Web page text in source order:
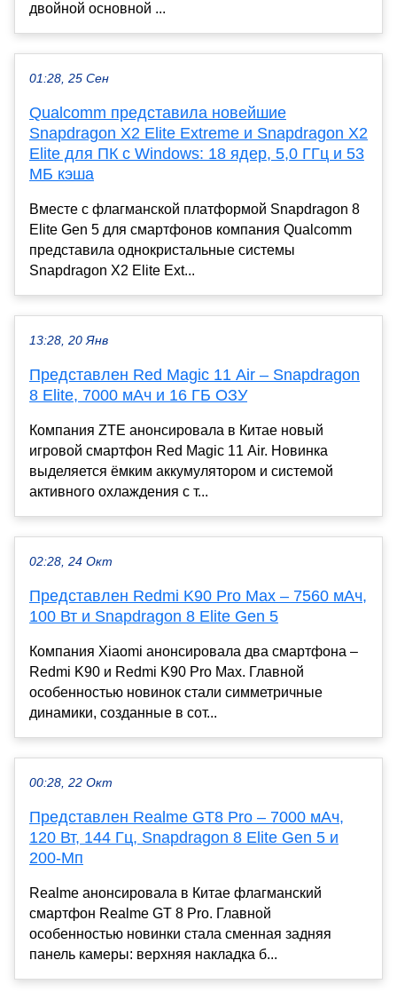
двойной основной ...
01:28, 25 Сен
Qualcomm представила новейшие
Snapdragon X2 Elite Extreme и Snapdragon X2
Elite для ПК с Windows: 18 ядер, 5,0 ГГц и 53
МБ кэша
Вместе с флагманской платформой Snapdragon 8
Elite Gen 5 для смартфонов компания Qualcomm
представила однокристальные системы
Snapdragon X2 Elite Ext...
13:28, 20 Янв
Представлен Red Magic 11 Air – Snapdragon
8 Elite, 7000 мАч и 16 ГБ ОЗУ
Компания ZTE анонсировала в Китае новый
игровой смартфон Red Magic 11 Air. Новинка
выделяется ёмким аккумулятором и системой
активного охлаждения с т...
02:28, 24 Окт
Представлен Redmi K90 Pro Max – 7560 мАч,
100 Вт и Snapdragon 8 Elite Gen 5
Компания Xiaomi анонсировала два смартфона –
Redmi K90 и Redmi K90 Pro Max. Главной
особенностью новинок стали симметричные
динамики, созданные в сот...
00:28, 22 Окт
Представлен Realme GT8 Pro – 7000 мАч,
120 Вт, 144 Гц, Snapdragon 8 Elite Gen 5 и
200-Мп
Realme анонсировала в Китае флагманский
смартфон Realme GT 8 Pro. Главной
особенностью новинки стала сменная задняя
панель камеры: верхняя накладка б...